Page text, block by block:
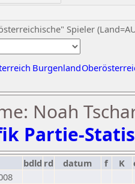
Spieler
Burgenland
Noah
Partie-
bdld rd datum f K